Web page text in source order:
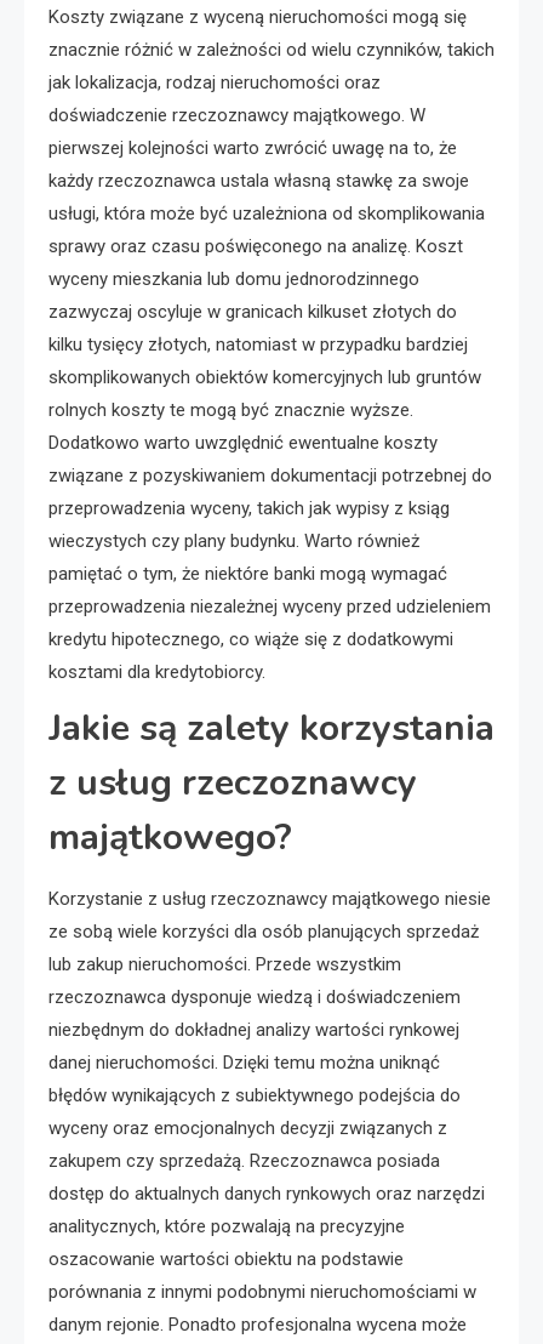
Koszty związane z wyceną nieruchomości mogą się
znacznie różnić w zależności od wielu czynników, takich
jak lokalizacja, rodzaj nieruchomości oraz
doświadczenie rzeczoznawcy majątkowego. W
pierwszej kolejności warto zwrócić uwagę na to, że
każdy rzeczoznawca ustala własną stawkę za swoje
usługi, która może być uzależniona od skomplikowania
sprawy oraz czasu poświęconego na analizę. Koszt
wyceny mieszkania lub domu jednorodzinnego
zazwyczaj oscyluje w granicach kilkuset złotych do
kilku tysięcy złotych, natomiast w przypadku bardziej
skomplikowanych obiektów komercyjnych lub gruntów
rolnych koszty te mogą być znacznie wyższe.
Dodatkowo warto uwzględnić ewentualne koszty
związane z pozyskiwaniem dokumentacji potrzebnej do
przeprowadzenia wyceny, takich jak wypisy z ksiąg
wieczystych czy plany budynku. Warto również
pamiętać o tym, że niektóre banki mogą wymagać
przeprowadzenia niezależnej wyceny przed udzieleniem
kredytu hipotecznego, co wiąże się z dodatkowymi
kosztami dla kredytobiorcy.
Jakie są zalety korzystania
z usług rzeczoznawcy
majątkowego?
Korzystanie z usług rzeczoznawcy majątkowego niesie
ze sobą wiele korzyści dla osób planujących sprzedaż
lub zakup nieruchomości. Przede wszystkim
rzeczoznawca dysponuje wiedzą i doświadczeniem
niezbędnym do dokładnej analizy wartości rynkowej
danej nieruchomości. Dzięki temu można uniknąć
błędów wynikających z subiektywnego podejścia do
wyceny oraz emocjonalnych decyzji związanych z
zakupem czy sprzedażą. Rzeczoznawca posiada
dostęp do aktualnych danych rynkowych oraz narzędzi
analitycznych, które pozwalają na precyzyjne
oszacowanie wartości obiektu na podstawie
porównania z innymi podobnymi nieruchomościami w
danym rejonie. Ponadto profesjonalna wycena może